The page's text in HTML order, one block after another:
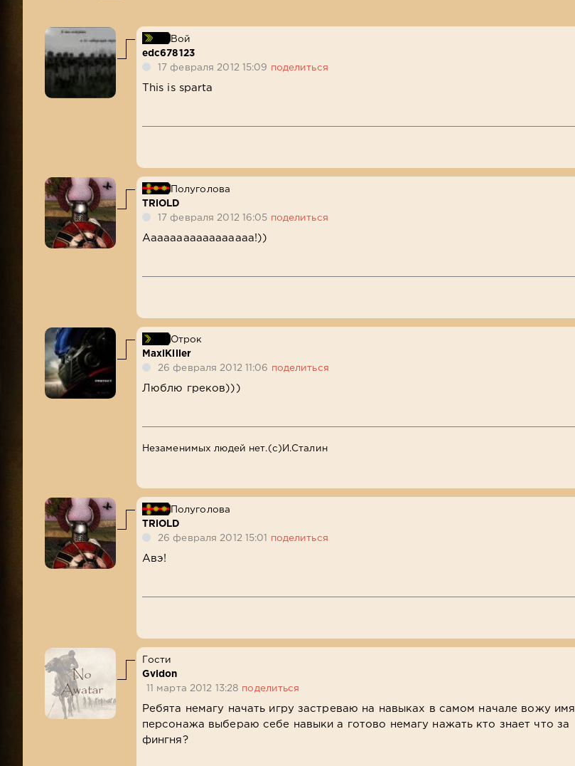
Вой
edc678123
17 февраля 2012 15:09 поделиться
This is sparta
Полуголова
TRiOLD
17 февраля 2012 16:05 поделиться
Ааааааааааааааааа!))
Отрок
MaxiKiller
26 февраля 2012 11:06 поделиться
Люблю греков)))
Незаменимых людей нет.(с)И.Сталин
Полуголова
TRiOLD
26 февраля 2012 15:01
поделиться
Авэ!
Гости
Gvidon
11 марта 2012 13:28 поделиться
Ребята немагу начать игру застреваю на навыках в самом начале вожу имя
персонажа выбераю себе навыки а готово немагу нажать кто знает что за
фингня?